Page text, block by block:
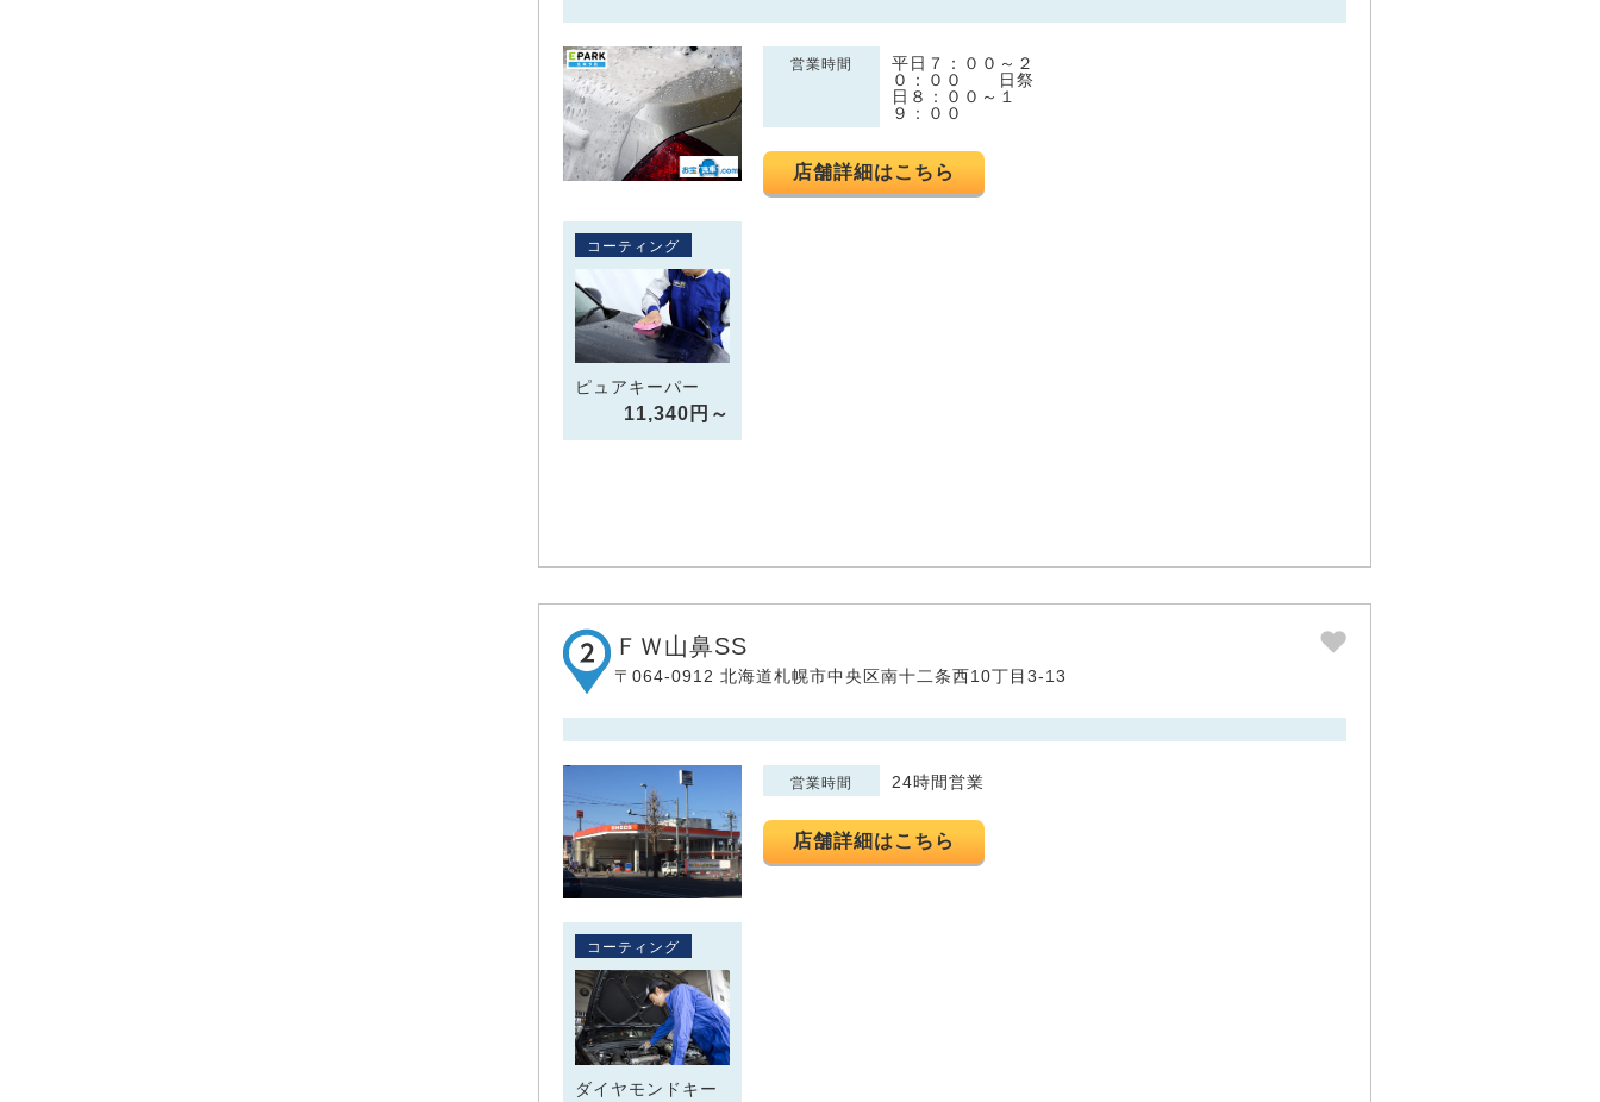
営業時間
平日７：００～２
０：００ 日祭
日８：００～１
９：００
店舗詳細はこちら
コーティング
ピュアキーパー
11,340円～
ＦＷ山鼻SS
〒064-0912 北海道札幌市中央区南十二条西10丁目3-13
営業時間 24時間営業
店舗詳細はこちら
コーティング
ダイヤモンドキー